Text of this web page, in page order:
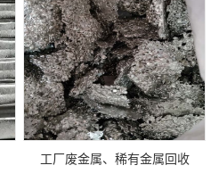
工厂废金属、稀有金属回收